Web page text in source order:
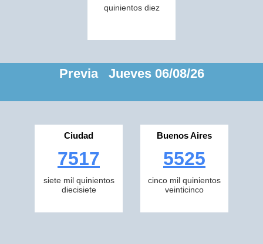
quinientos diez
Previa Jueves 06/08/26
Ciudad
7517
siete mil quinientos
diecisiete
Buenos Aires
5525
cinco mil quinientos
veinticinco